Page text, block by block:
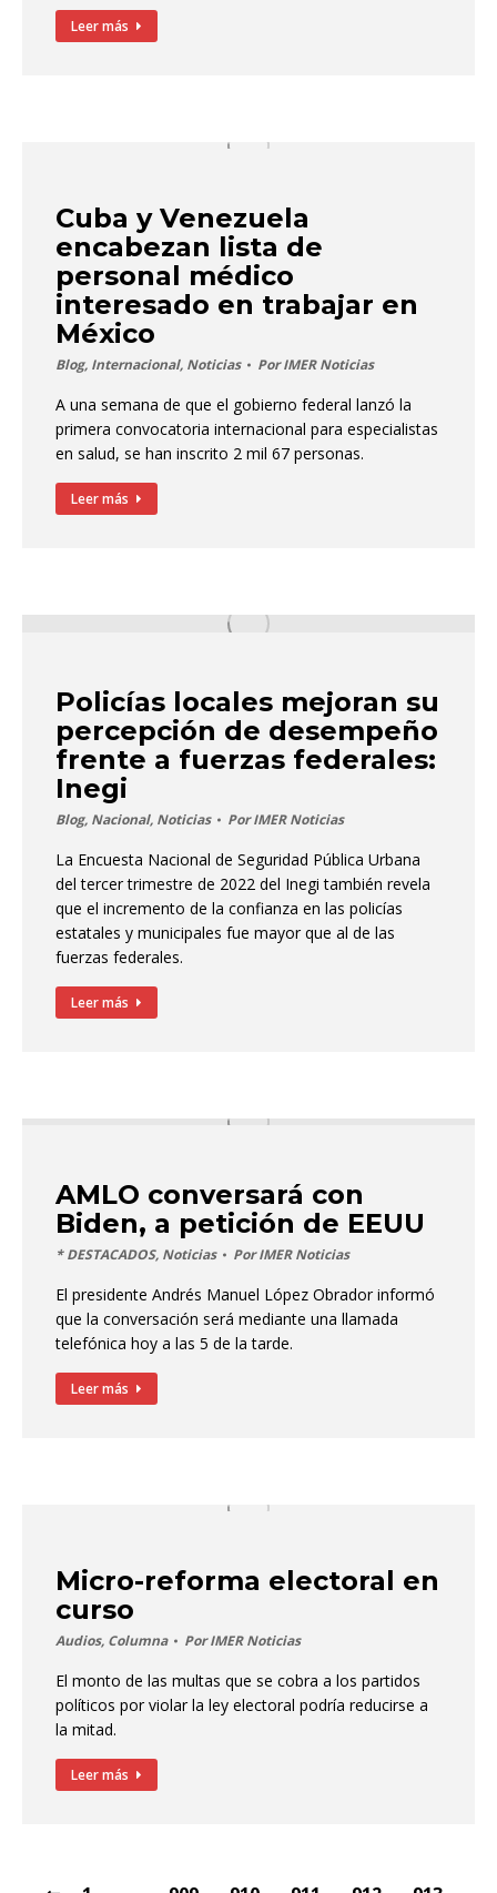
Leer más
Cuba y Venezuela
encabezan lista de
personal médico
interesado en trabajar en
México
Blog, Internacional, Noticias PorIMER Noticias
A una semana de que el gobierno federal lanzó la
primera convocatoria internacional para especialistas
en salud, se han inscrito 2 mil 67 personas.
Leer más
Policías locales mejoran su
percepción de desempeño
frente a fuerzas federales:
Inegi
Blog, Nacional, Noticias PorIMER Noticias
La Encuesta Nacional de Seguridad Pública Urbana
del tercer trimestre de 2022 del Inegi también revela
que el incremento de la confianza en las policías
estatales y municipales fue mayor que al de las
fuerzas federales.
Leer más
AMLO conversará con
Biden, a petición de EEUU
* DESTACADOS, Noticias PorIMER Noticias
El presidente Andrés Manuel López Obrador informó
que la conversación será mediante una llamada
telefónica hoy a las 5 de la tarde.
Leer más
Micro-reforma electoral en
curso
Audios, Columna PorIMER Noticias
El monto de las multas que se cobra a los partidos
políticos por violar la ley electoral podría reducirse a
la mitad.
Leer más